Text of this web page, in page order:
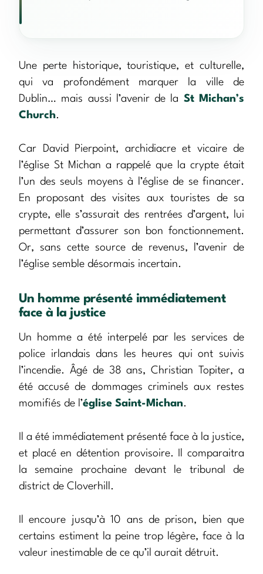
Une perte historique, touristique, et culturelle,
qui va profondément marquer la ville de
Dublin… mais aussi l’avenir de la St Michan’s
Church.
Car David Pierpoint, archidiacre et vicaire de
l’église St Michan a rappelé que la crypte était
l’un des seuls moyens à l’église de se financer.
En proposant des visites aux touristes de sa
crypte, elle s’assurait des rentrées d’argent, lui
permettant d’assurer son bon fonctionnement.
Or, sans cette source de revenus, l’avenir de
l’église semble désormais incertain.
Un homme présenté immédiatement
face à la justice
Un homme a été interpelé par les services de
police irlandais dans les heures qui ont suivis
l’incendie. Âgé de 38 ans, Christian Topiter, a
été accusé de dommages criminels aux restes
momifiés de l’église Saint-Michan.
Il a été immédiatement présenté face à la justice,
et placé en détention provisoire. Il comparaitra
la semaine prochaine devant le tribunal de
district de Cloverhill.
Il encoure jusqu’à 10 ans de prison, bien que
certains estiment la peine trop légère, face à la
valeur inestimable de ce qu’il aurait détruit.